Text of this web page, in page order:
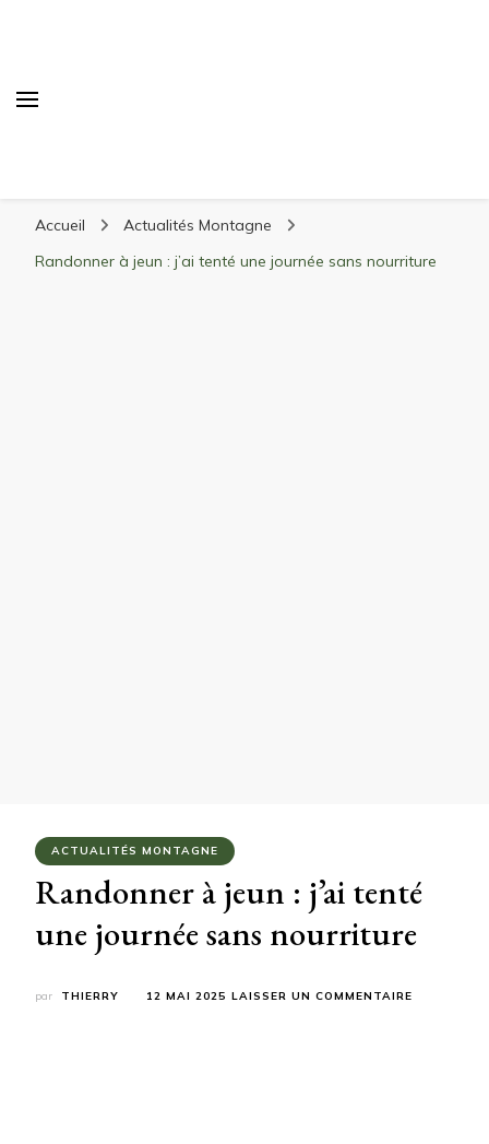
matériel, stations de ski
Accueil
Actualités Montagne
Randonner à jeun : j’ai tenté une journée sans nourriture
ACTUALITÉS MONTAGNE
Randonner à jeun : j’ai tenté
une journée sans nourriture
par THIERRY 12 MAI 2025 LAISSER UN COMMENTAIRE